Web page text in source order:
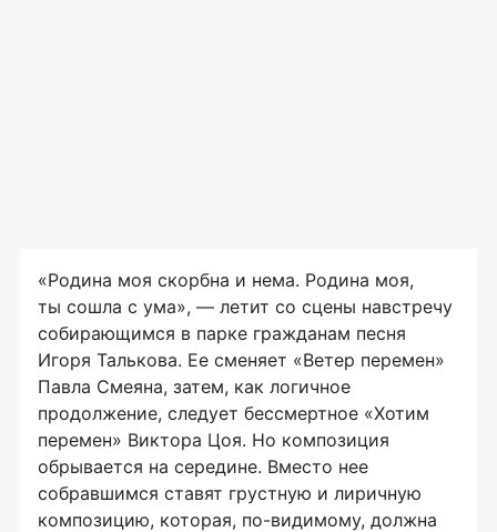
«Родина моя скорбна и нема. Родина моя,
ты сошла с ума», — летит со сцены навстречу
собирающимся в парке гражданам песня
Игоря Талькова. Ее сменяет «Ветер перемен»
Павла Смеяна, затем, как логичное
продолжение, следует бессмертное «Хотим
перемен» Виктора Цоя. Но композиция
обрывается на середине. Вместо нее
собравшимся ставят грустную и лиричную
композицию, которая, по-видимому, должна